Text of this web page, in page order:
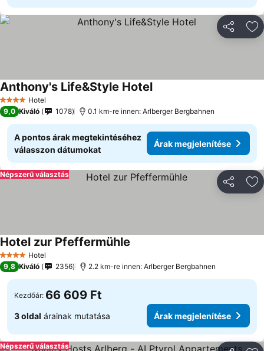
4 KategóriaHotel
Anthony's Life&Style Hotel
9,0 Kiváló 1078 0.1 km-re innen: Arlberger Bergbahnen
A pontos árak megtekintéséhez
válasszon dátumokat
Árak megjelenítése
Népszerű választás
4 KategóriaHotel
Hotel zur Pfeffermühle
9,8 Kiváló 2356 2.2 km-re innen: Arlberger Bergbahnen
Kezdőár: 66 609 Ft
3 oldal árainak mutatása Árak megjelenítése
Népszerű választás